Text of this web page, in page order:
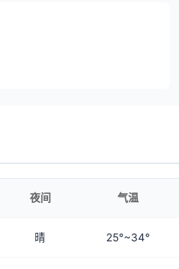
夜间 气温
晴 25°~34°